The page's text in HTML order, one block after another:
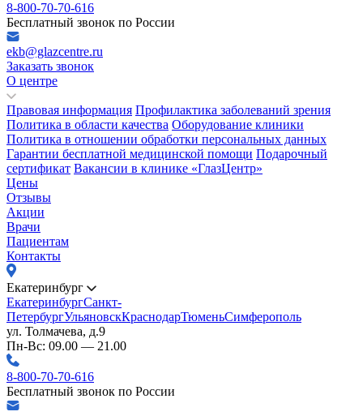
8-800-70-70-616
Бесплатный звонок по России
ekb@glazcentre.ru
Заказать звонок
О центре
Правовая информация Профилактика заболеваний зрения
Политика в области качества Оборудование клиники
Политика в отношении обработки персональных данных
Гарантии бесплатной медицинской помощи Подарочный
сертификат Вакансии в клинике «ГлазЦентр»
Цены
Отзывы
Акции
Врачи
Пациентам
Контакты
Екатеринбург
ЕкатеринбургСанкт-
ПетербургУльяновскКраснодарТюменьСимферополь
ул. Толмачева, д.9
Пн-Вс: 09.00 — 21.00
8-800-70-70-616
Бесплатный звонок по России